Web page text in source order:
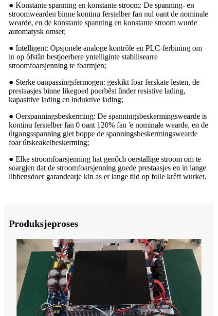
● Konstante spanning en konstante stroom: De spanning- en
stroomwearden binne kontinu ferstelber fan nul oant de nominale
wearde, en de konstante spanning en konstante stroom wurde
automatysk omset;
● Intelligent: Opsjonele analoge kontrôle en PLC-ferbining om
in op ôfstân bestjoerbere yntelliginte stabilisearre
stroomfoarsjenning te foarmjen;
● Sterke oanpassingsfermogen: geskikt foar ferskate lesten, de
prestaasjes binne likegoed poerbêst ûnder resistive lading,
kapasitive lading en induktive lading;
● Oerspanningsbeskerming: De spanningsbeskermingswearde is
kontinu ferstelber fan 0 oant 120% fan 'e nominale wearde, en de
útgongsspanning giet boppe de spanningsbeskermingswearde
foar útskeakelbeskerming;
● Elke stroomfoarsjenning hat genôch oerstallige stroom om te
soargjen dat de stroomfoarsjenning goede prestaasjes en in lange
libbensdoer garandearje kin as er lange tiid op folle krêft wurket.
Produksjeproses